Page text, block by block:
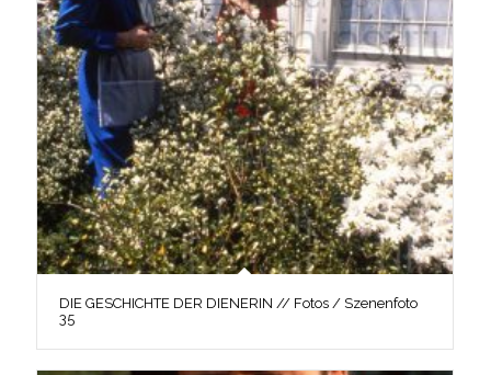
DIE GESCHICHTE DER DIENERIN // Fotos / Szenenfoto
35